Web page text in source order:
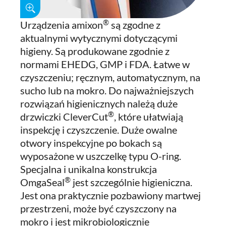
Urządzenia amixon® są zgodne z
aktualnymi wytycznymi dotyczącymi
higieny. Są produkowane zgodnie z
normami EHEDG, GMP i FDA. Łatwe w
czyszczeniu; ręcznym, automatycznym, na
sucho lub na mokro. Do najważniejszych
rozwiązań higienicznych należą duże
drzwiczki CleverCut®, które ułatwiają
inspekcję i czyszczenie. Duże owalne
otwory inspekcyjne po bokach są
wyposażone w uszczelkę typu O-ring.
Specjalna i unikalna konstrukcja
OmgaSeal® jest szczególnie higieniczna.
Jest ona praktycznie pozbawiony martwej
przestrzeni, może być czyszczony na
mokro i jest mikrobiologicznie